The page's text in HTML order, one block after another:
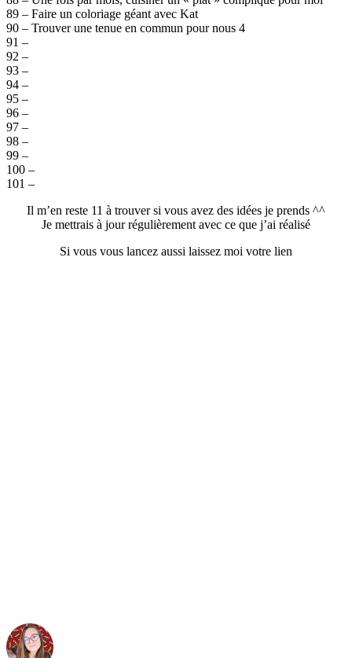
89 – Faire un coloriage géant avec Kat
90 – Trouver une tenue en commun pour nous 4
91 –
92 –
93 –
94 –
95 –
96 –
97 –
98 –
99 –
100 –
101 –
Il m’en reste 11 à trouver si vous avez des idées je prends ^^
Je mettrais à jour régulièrement avec ce que j’ai réalisé
Si vous vous lancez aussi laissez moi votre lien